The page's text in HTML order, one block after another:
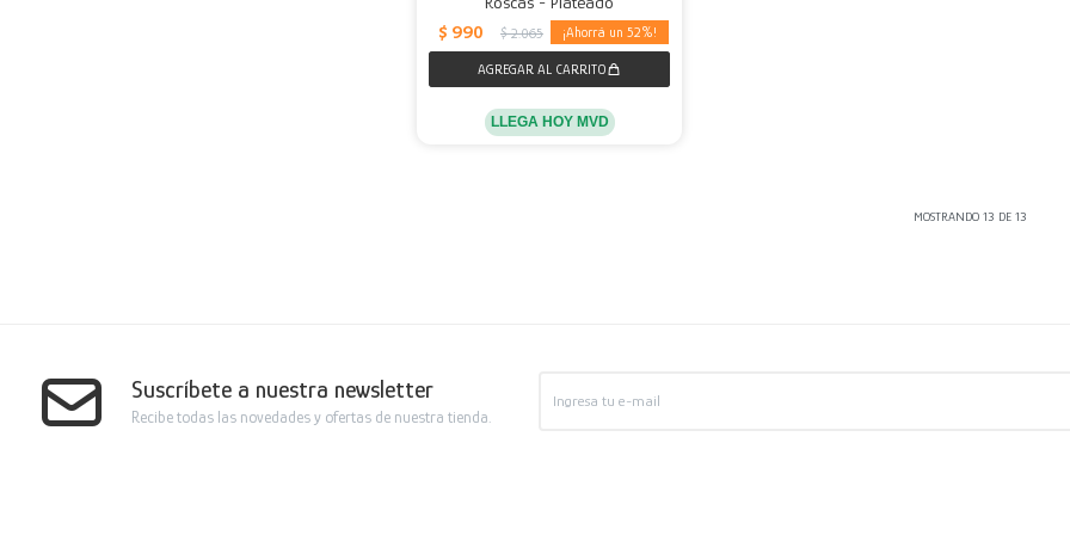
$ 990 $ 2.065 52
LLEGA HOY MVD
MOSTRANDO13 DE13
Suscríbete a nuestra newsletter
Recibe todas las novedades y ofertas de nuestra tienda.